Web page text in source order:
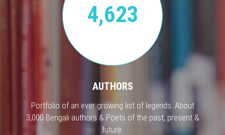
4,623
AUTHORS
Portfolio of an ever growing list of legends. About
3,000 Bengali authors & Poets of the past, present &
future.